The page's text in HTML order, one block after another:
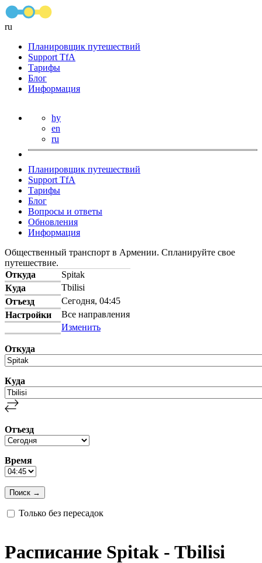
ru
Планировщик путешествий
Support TfA
Тарифы
Блог
Информация
hy
en
ru
Планировщик путешествий
Support TfA
Тарифы
Блог
Вопросы и ответы
Обновления
Информация
Общественный транспорт в Армении. Спланируйте свое
путешествие.
Откуда
Spitak
Куда
Tbilisi
Отъезд
Сегодня, 04:45
Настройки
Все направления
Изменить
Откуда
Куда
Отъезд
Время
Только без пересадок
Расписание Spitak - Tbilisi